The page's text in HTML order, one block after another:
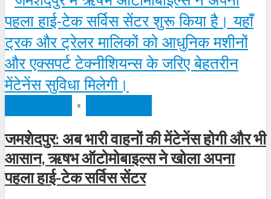
•
जमशेदपुर: अब भारी वाहनों की मेंटेनेंस होगी और भी
आसान, ऋषभ ऑटोमोबाइल्स ने खोला अपना
पहला हाई-टेक सर्विस सेंटर